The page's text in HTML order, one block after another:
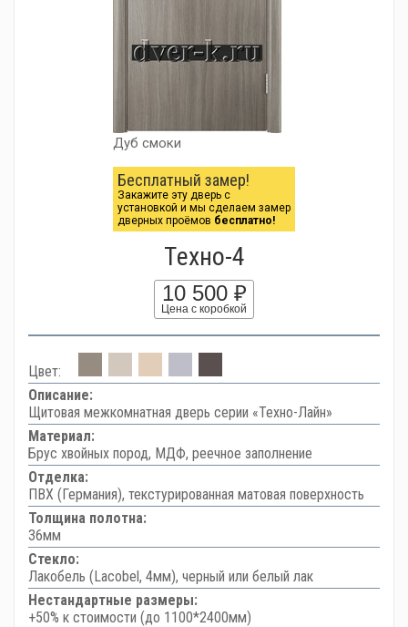
Дуб смоки
Бесплатный замер!
Закажите эту дверь с
установкой и мы сделаем замер
дверных проёмов бесплатно!
Tехно-4
10 500 ₽
Цена с коробкой
Цвет:
Описание:
Щитовая межкомнатная дверь серии «Техно-Лайн»
Материал:
Брус хвойных пород, МДФ, реечное заполнение
Отделка:
ПВХ (Германия), текстурированная матовая поверхность
Толщина полотна:
36мм
Стекло:
Лакобель (Lacobel, 4мм), черный или белый лак
Нестандартные размеры:
+50% к стоимости (до 1100*2400мм)